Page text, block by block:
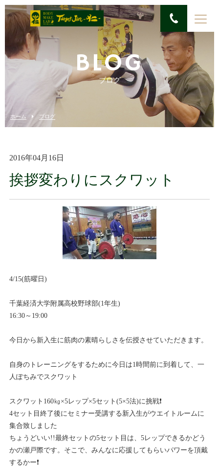
BLOG
ブログ
ホーム ブログ
2016年04月16日
挨拶変わりにスクワット
4/15(筋曜日)
千葉経済大学附属高校野球部(1年生)
16:30～19:00
今日から新入生に筋肉の素晴らしさを伝授させていただきます。
自身のトレーニングをするために今日は1時間前に到着して、一
人ぽちみでスクワット
スクワット160㎏×5レップ×5セット(5×5法)に挑戦❗
4セット目終了後にセミナー受講する新入生がウエイトルームに
集合致しました
ちょうどいい!!最終セットの5セット目は、5レップできるかどう
かの瀬戸際です。そこで、みんなに応援してもらいパワーを頂戴
するかー❗